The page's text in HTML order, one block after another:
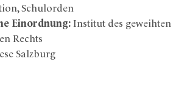
Schulorden
Einordnung: Institut des geweihten
Rechts
Salzburg